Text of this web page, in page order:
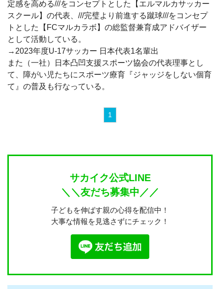
定感を高める///をコンセプトとした【エルマルカサッカー
スクール】の代表、///完璧より前進する蹴球///をコンセプ
トとした【FCマルカラボ】の総監督兼育成アドバイザー
として活動している。
→2023年度U-17サッカー 日本代表1名輩出
また（一社）日本凸凹支援スポーツ協会の代表理事とし
て、障がい児たちにスポーツ療育『ジャッジをしない個育
て』の普及も行なっている。
1
サカイク公式LINE
＼＼友だち募集中／／
子どもを伸ばす親の心得を配信中！
大事な情報を見逃さずにチェック！